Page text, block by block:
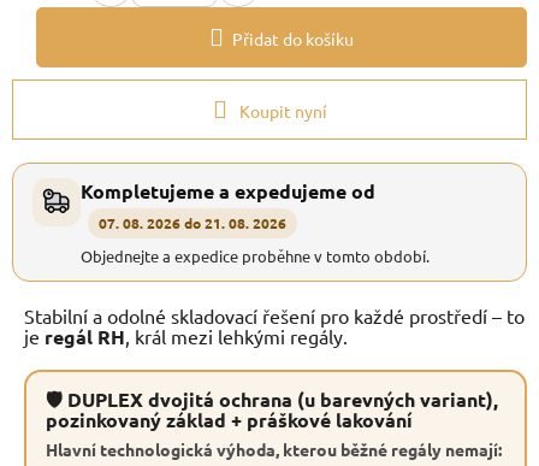
Přidat do košíku
Koupit nyní
Kompletujeme a expedujeme od
07. 08. 2026 do 21. 08. 2026
Objednejte a expedice proběhne v tomto období.
Stabilní a odolné skladovací řešení pro každé prostředí – to
je regál RH , král mezi lehkými regály.
🛡 DUPLEX dvojitá ochrana (u barevných variant),
pozinkovaný základ + práškové lakování
Hlavní technologická výhoda, kterou běžné regály nemají: